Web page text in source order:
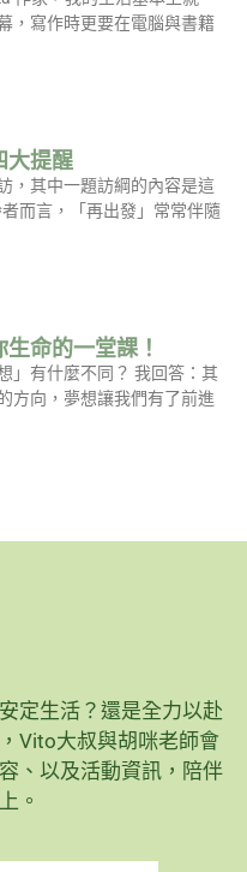
，寫作時更要在電腦與書籍
大提醒
，其中一題訪綱的內容是這
而言，「再出發」常常伴隨
命的一堂課！
」有什麼不同？ 我回答：其
方向，夢想讓我們有了前進
定生活？還是全力以赴
Vito大叔與胡咪老師會
、以及活動資訊，陪伴
。